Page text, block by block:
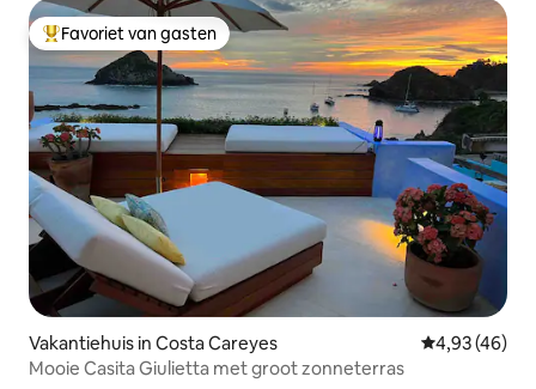
Topfavoriet van gasten
Favoriet van gasten
Vakantiehuis in Costa Careyes Gemiddelde
4,93 (46)
Mooie Casita Giulietta met groot zonneterras